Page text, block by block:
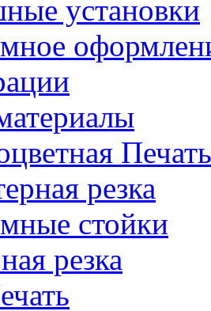
установки
Печать
резка
стойки
резка